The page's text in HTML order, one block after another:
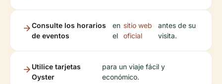
Consulte los horarios
de eventos
en
el
sitio web
oficial
antes de su
visita.
Utilice tarjetas
Oyster
para un viaje fácil y
económico.